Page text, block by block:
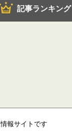
記事ランキング
報サイトです